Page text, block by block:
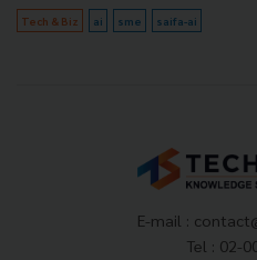
Tech & Biz ai sme saifa-ai
E-mail :
Tel : 02-